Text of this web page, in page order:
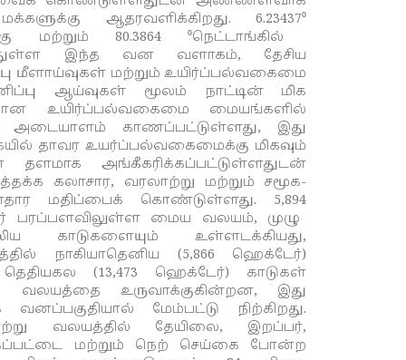
ஆதரவளிக்கிறது. 6.23437⁰
மற்றும் 80.3864⁰நெட்டாங்கில்
இந்த வன வளாகம், தேசிய
மீளாய்வுகள் மற்றும் உயிர்ப்பல்வகைமை
ஆய்வுகள் மூலம் நாட்டின் மிக
உயிர்ப்பல்வகைமை மையங்களில்
அடையாளம் காணப்பட்டுள்ளது, இது
தாவர உயர்ப்பல்வகைமைக்கு மிகவும்
அங்கீகரிக்கப்பட்டுள்ளதுடன்
கலாசார, வரலாற்று மற்றும் சமூக-
மதிப்பைக் கொண்டுள்ளது. 5,894
பரப்பளவிலுள்ள மைய வலயம், முழு
காடுகளையும் உள்ளடக்கியது,
நாகியாதெனிய (5,866 ஹெக்டேர்)
(13,473 ஹெக்டேர்) காடுகள்
வலயத்தை உருவாக்குகின்றன, இது
மேம்பட்டு நிற்கிறது.
வலயத்தில் தேயிலை, இறப்பர்,
மற்றும் நெற் செய்கை போன்ற